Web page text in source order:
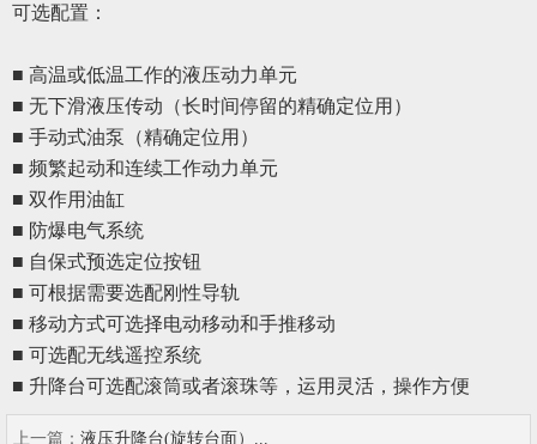
可选配置：
■ 高温或低温工作的液压动力单元
■ 无下滑液压传动（长时间停留的精确定位用）
■ 手动式油泵（精确定位用）
■ 频繁起动和连续工作动力单元
■ 双作用油缸
■ 防爆电气系统
■ 自保式预选定位按钮
■ 可根据需要选配刚性导轨
■ 移动方式可选择电动移动和手推移动
■ 可选配无线遥控系统
■ 升降台可选配滚筒或者滚珠等，运用灵活，操作方便
上一篇： 液压升降台(旋转台面）...